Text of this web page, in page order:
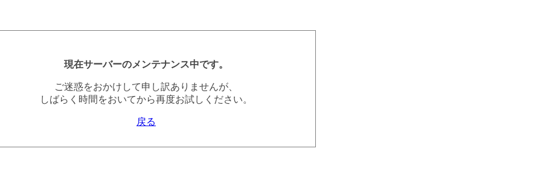
現在サーバーのメンテナンス中です。
ご迷惑をおかけして申し訳ありませんが、
しばらく時間をおいてから再度お試しください。
戻る